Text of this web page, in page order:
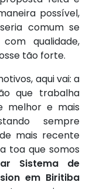
possível,
comum se
qualidade,
tão forte.
aqui vai: a
que trabalha
melhor e mais
sempre
mais recente
toa que somos
Sistema de
em Biritiba